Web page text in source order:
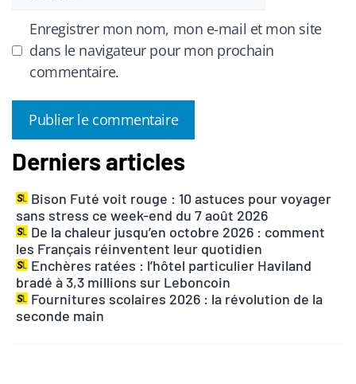
Enregistrer mon nom, mon e-mail et mon site
dans le navigateur pour mon prochain
commentaire.
A
t
e
r
n
a
t
Derniers articles
Bison Futé voit rouge : 10 astuces pour voyager
sans stress ce week-end du 7 août 2026
De la chaleur jusqu’en octobre 2026 : comment
les Français réinventent leur quotidien
Enchères ratées : l’hôtel particulier Haviland
bradé à 3,3 millions sur Leboncoin
Fournitures scolaires 2026 : la révolution de la
seconde main